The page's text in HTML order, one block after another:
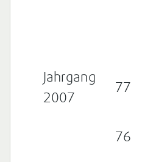
Jahrgang
2007
77
76